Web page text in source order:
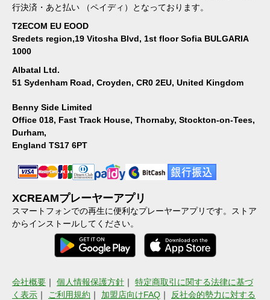
行決済・あと払い （ペイディ）となっております。
T2ECOM EU EOOD
Sredets region,19 Vitosha Blvd, 1st floor Sofia BULGARIA
1000
Albatal Ltd.
51 Sydenham Road, Croyden, CR0 2EU, United Kingdom
Benny Side Limited
Office 018, Fast Track House, Thornaby, Stockton-on-Tees,
Durham,
England TS17 6PT
XCREAMプレーヤーアプリ
スマートフォンでの再生に便利なプレーヤーアプリです。ストア
からインストールしてください。
会社概要 ｜ 個人情報保護方針 ｜ 特定商取引に関する法律に基づ
く表示 ｜ ご利用規約 ｜ 加盟店向けFAQ ｜ 反社会的勢力に対する